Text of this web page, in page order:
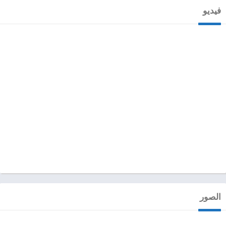
فيديو
الصور